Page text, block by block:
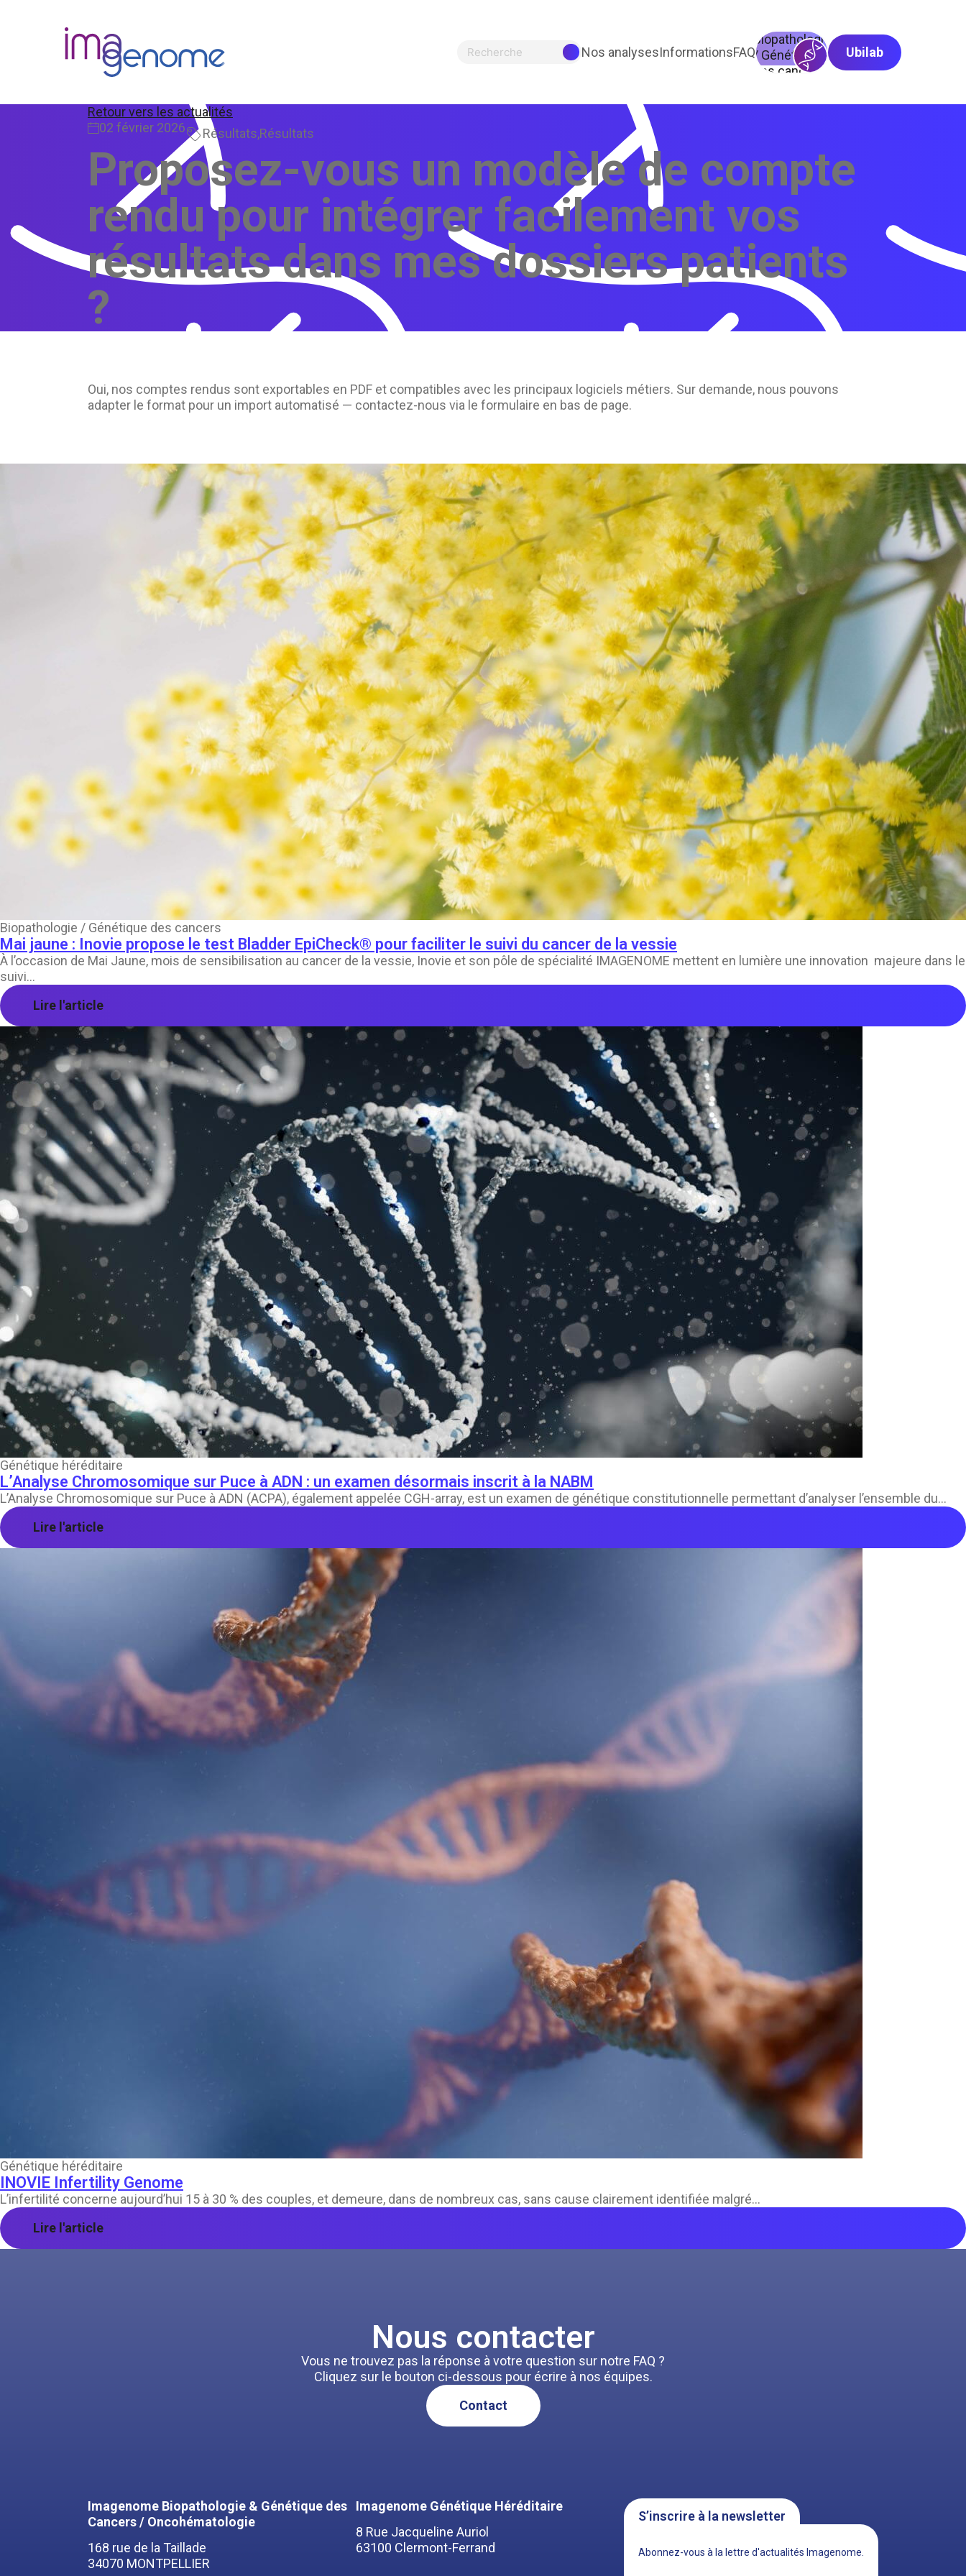
Recherche Nos analysesInformationsFAQ
Biopathologie
/ Génétique
des cancers
Ubilab
Retour vers les actualités
02 février 2026
Résultats,Résultats
Proposez-vous un modèle de compte
rendu pour intégrer facilement vos
résultats dans mes dossiers patients
?
Oui, nos comptes rendus sont exportables en PDF et compatibles avec les principaux logiciels métiers. Sur demande, nous pouvons
adapter le format pour un import automatisé — contactez-nous via le formulaire en bas de page.
Biopathologie / Génétique des cancers
Mai jaune : Inovie propose le test Bladder EpiCheck® pour faciliter le suivi du cancer de la vessie
À l’occasion de Mai Jaune, mois de sensibilisation au cancer de la vessie, Inovie et son pôle de spécialité IMAGENOME mettent en lumière une innovation majeure dans le
suivi...
Lire l'article
Génétique héréditaire
L’Analyse Chromosomique sur Puce à ADN : un examen désormais inscrit à la NABM
L’Analyse Chromosomique sur Puce à ADN (ACPA), également appelée CGH-array, est un examen de génétique constitutionnelle permettant d’analyser l’ensemble du...
Lire l'article
Génétique héréditaire
INOVIE Infertility Genome
L’infertilité concerne aujourd’hui 15 à 30 % des couples, et demeure, dans de nombreux cas, sans cause clairement identifiée malgré...
Lire l'article
Nous contacter
Vous ne trouvez pas la réponse à votre question sur notre FAQ ?
Cliquez sur le bouton ci-dessous pour écrire à nos équipes.
Contact
Imagenome Biopathologie & Génétique des
Cancers / Oncohématologie
168 rue de la Taillade
34070 MONTPELLIER
Imagenome Génétique Héréditaire
8 Rue Jacqueline Auriol
63100 Clermont-Ferrand
S’inscrire à la newsletter
Abonnez-vous à la lettre d'actualités Imagenome.